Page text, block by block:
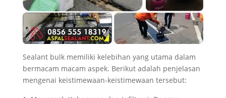
Sealant bulk memiliki kelebihan yang utama dalam
bermacam macam aspek. Berikut adalah penjelasan
mengenai keistimewaan-keistimewaan tersebut: